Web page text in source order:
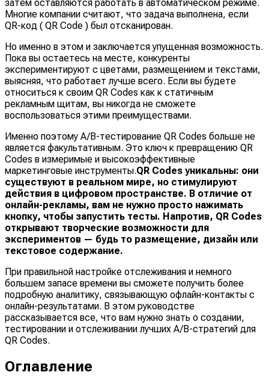
затем оставляются работать в автоматическом режиме.
Многие компании считают, что задача выполнена, если
QR-код ( QR Code ) был отсканирован.
Но именно в этом и заключается упущенная возможность.
Пока вы остаетесь на месте, конкуренты
экспериментируют с цветами, размещением и текстами,
выясняя, что работает лучше всего. Если вы будете
относиться к своим QR Codes как к статичным
рекламным щитам, вы никогда не сможете
воспользоваться этими преимуществами.
Именно поэтому A/B-тестирование QR Codes больше не
является факультативным. Это ключ к превращению QR
Codes в измеримые и высокоэффективные
маркетинговые инструменты.QR Codes уникальны: они
существуют в реальном мире, но стимулируют
действия в цифровом пространстве. В отличие от
онлайн-рекламы, вам не нужно просто нажимать
кнопку, чтобы запустить тесты. Напротив, QR Codes
открывают творческие возможности для
экспериментов — будь то размещение, дизайн или
текстовое содержание.
При правильной настройке отслеживания и немного
большем запасе времени вы сможете получить более
подробную аналитику, связывающую офлайн-контакты с
онлайн-результатами. В этом руководстве
рассказывается все, что вам нужно знать о создании,
тестировании и отслеживании лучших A/B-стратегий для
QR Codes.
Оглавление